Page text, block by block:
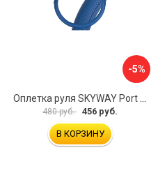
-5%
480 руб. 456 руб.
В КОРЗИНУ